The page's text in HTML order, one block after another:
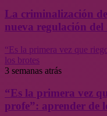
La criminalización
nueva regulación del
“Es la primera vez que
los brotes
3 semanas atrás
“Es la primera vez
profe”: aprender de